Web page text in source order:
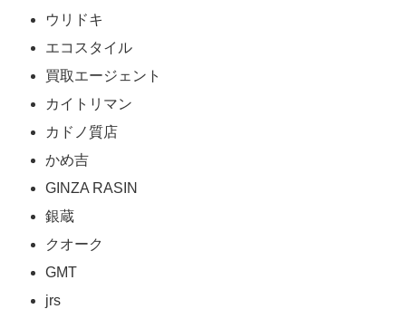
ウリドキ
エコスタイル
買取エージェント
カイトリマン
カドノ質店
かめ吉
GINZA RASIN
銀蔵
クオーク
GMT
jrs